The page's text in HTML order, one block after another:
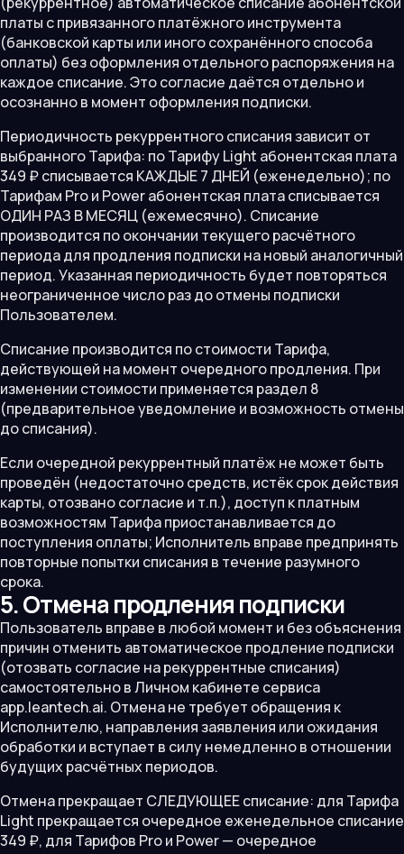
платы с привязанного платёжного инструмента
(банковской карты или иного сохранённого способа
оплаты) без оформления отдельного распоряжения на
каждое списание. Это согласие даётся отдельно и
осознанно в момент оформления подписки.
Периодичность рекуррентного списания зависит от
выбранного Тарифа: по Тарифу Light абонентская плата
349 ₽ списывается КАЖДЫЕ 7 ДНЕЙ (еженедельно); по
Тарифам Pro и Power абонентская плата списывается
ОДИН РАЗ В МЕСЯЦ (ежемесячно). Списание
производится по окончании текущего расчётного
периода для продления подписки на новый аналогичный
период. Указанная периодичность будет повторяться
неограниченное число раз до отмены подписки
Пользователем.
Списание производится по стоимости Тарифа,
действующей на момент очередного продления. При
изменении стоимости применяется раздел 8
(предварительное уведомление и возможность отмены
до списания).
Если очередной рекуррентный платёж не может быть
проведён (недостаточно средств, истёк срок действия
карты, отозвано согласие и т.п.), доступ к платным
возможностям Тарифа приостанавливается до
поступления оплаты; Исполнитель вправе предпринять
повторные попытки списания в течение разумного
срока.
5. Отмена продления подписки
Пользователь вправе в любой момент и без объяснения
причин отменить автоматическое продление подписки
(отозвать согласие на рекуррентные списания)
самостоятельно в Личном кабинете сервиса
app.leantech.ai. Отмена не требует обращения к
Исполнителю, направления заявления или ожидания
обработки и вступает в силу немедленно в отношении
будущих расчётных периодов.
Отмена прекращает СЛЕДУЮЩЕЕ списание: для Тарифа
Light прекращается очередное еженедельное списание
349 ₽, для Тарифов Pro и Power — очередное